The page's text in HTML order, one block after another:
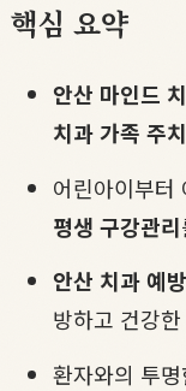
핵심 요약
안산 마인드
치과 가족 주
어린아이부터
평생 구강관리
안산 치과 예
방하고 건강
환자와의 투